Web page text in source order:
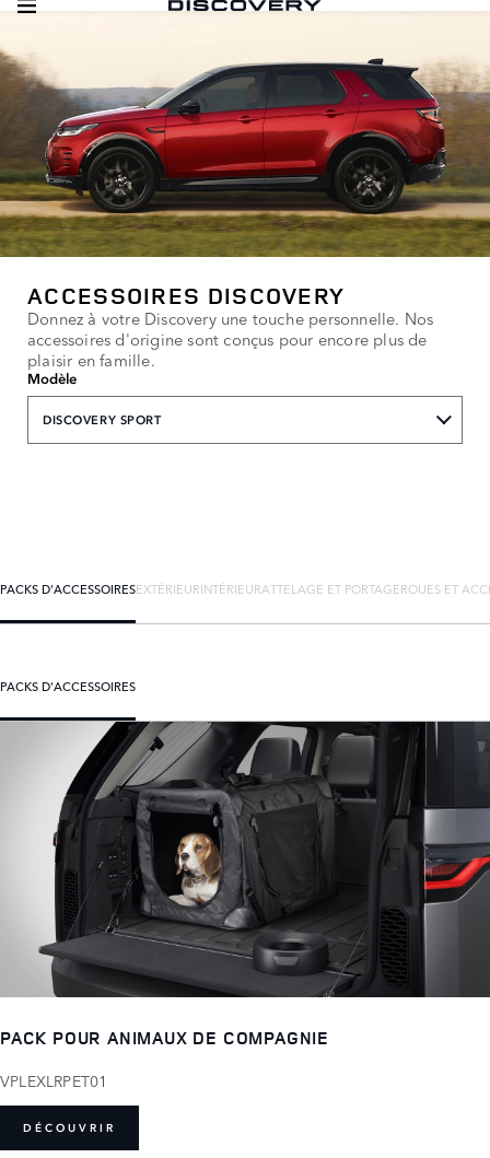
ACCESSOIRES DISCOVERY
Donnez à votre Discovery une touche personnelle. Nos
accessoires d'origine sont conçus pour encore plus de
plaisir en famille.
Modèle
DISCOVERY SPORT
PACKS D'ACCESSOIRESEXTÉRIEURINTÉRIEURATTELAGE ET PORTAGEROUES ET
PACKS D'ACCESSOIRES
PACK POUR ANIMAUX DE COMPAGNIE
VPLEXLRPET01
DÉCOUVRIR